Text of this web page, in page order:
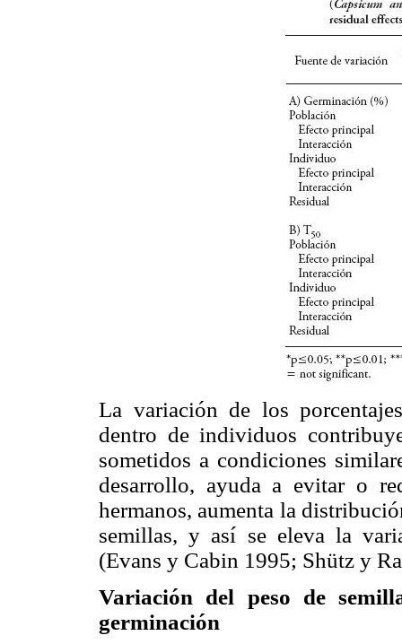
La variación de los
dentro de individuos
sometidos a condiciones
desarrollo, ayuda a evitar o
hermanos, aumenta la
semillas, y así se eleva la
(Evans y Cabin 1995; Shütz y
Variación del peso de
germinación